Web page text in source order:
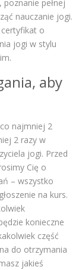
pełnej
nauczanie jogi.
o
jogi w stylu
aby
najmniej 2
2 razy w
jogi. Przed
Cię o
– wszystko
na kurs.
konieczne
część
do otrzymania
jakieś